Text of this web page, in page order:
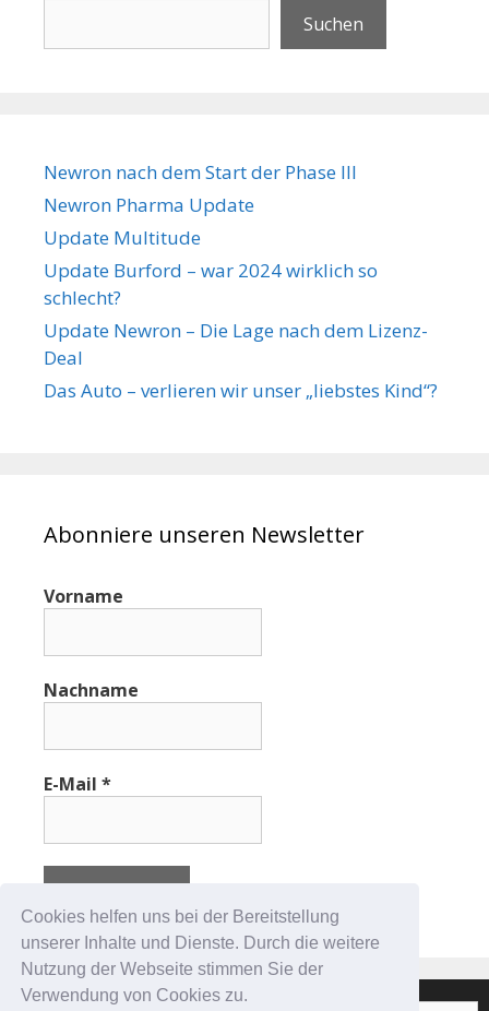
Cookies helfen uns bei der Bereitstellung
unserer Inhalte und Dienste. Durch die weitere
Nutzung der Webseite stimmen Sie der
Verwendung von Cookies zu.
Suchen
Newron nach dem Start der Phase III
Newron Pharma Update
Update Multitude
Update Burford – war 2024 wirklich so
schlecht?
Update Newron – Die Lage nach dem Lizenz-
Deal
Das Auto – verlieren wir unser „liebstes Kind“?
Abonniere unseren Newsletter
Vorname
Nachname
E-Mail *